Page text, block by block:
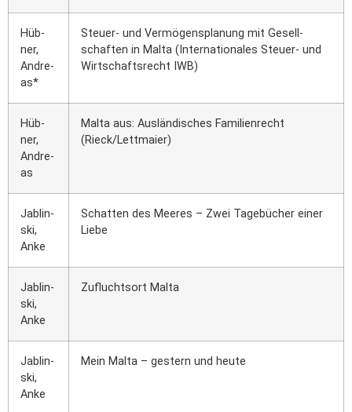
Hüb­
ner,
Andre­
as*
Steu­er- und Ver­mö­gens­pla­nung mit Gesell­
schaf­ten in Mal­ta (Inter­na­tio­na­les Steu­er- und
Wirt­schafts­recht IWB)
Hüb­
ner,
Andre­
as
Mal­ta aus: Aus­län­di­sches Fami­li­en­recht
(Rieck/Lettmaier)
Jablin­
ski,
Anke
Schat­ten des Mee­res – Zwei Tage­bü­cher einer
Lie­be
Jablin­
ski,
Anke
Zufluchts­ort Mal­ta
Jablin­
ski,
Anke
Mein Mal­ta – ges­tern und heu­te